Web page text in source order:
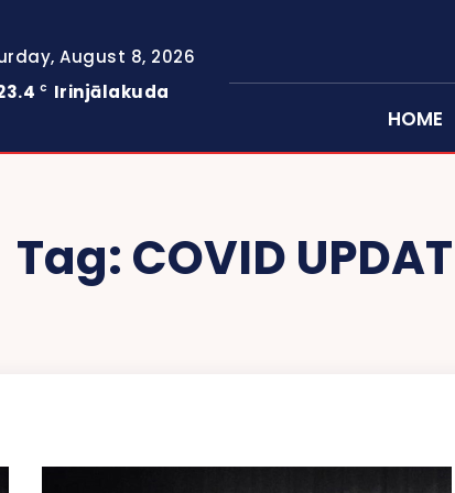
August 8, 2026
C Irinjālakuda
HOME
Tag: COVID